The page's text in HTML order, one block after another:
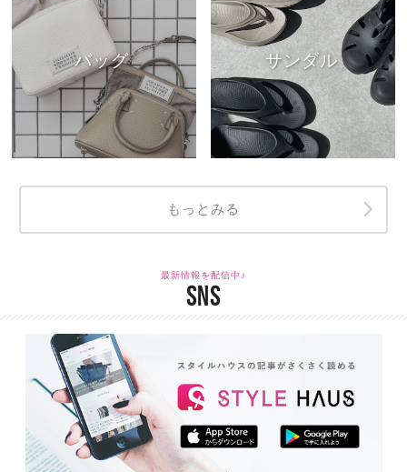
バッグ サンダル
もっとみる
最新情報を配信中♪
SNS